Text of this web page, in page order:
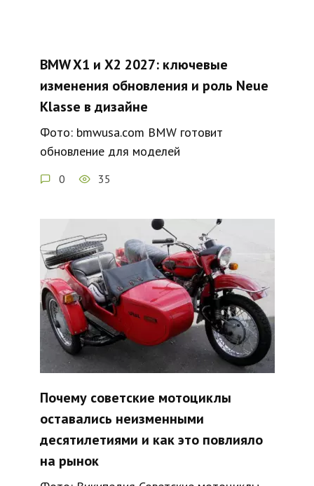
BMW X1 и X2 2027: ключевые
изменения обновления и роль Neue
Klasse в дизайне
Фото: bmwusa.com BMW готовит
обновление для моделей
0 35
Почему советские мотоциклы
оставались неизменными
десятилетиями и как это повлияло
на рынок